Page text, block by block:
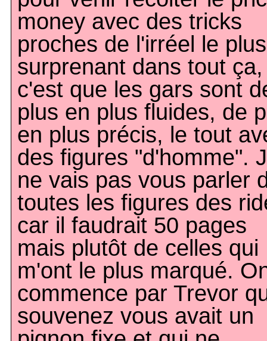
money avec des tricks
proches de l'irréel le plus
surprenant dans tout ça,
c'est que les gars sont
plus en plus fluides, de
en plus précis, le tout
des figures "d'homme".
ne vais pas vous parler
toutes les figures des
car il faudrait 50 pages
mais plutôt de celles qui
m'ont le plus marqué.
commence par Trevor
souvenez vous avait un